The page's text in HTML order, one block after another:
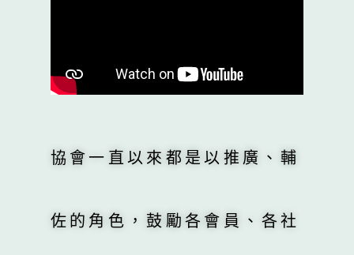
協會一直以來都是以推廣、輔
佐的角色，鼓勵各會員、各社